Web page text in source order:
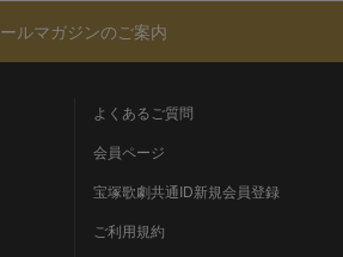
ルマガジンのご案内
よくあるご質問
会員ページ
宝塚歌劇共通ID新規会員登録
ご利用規約